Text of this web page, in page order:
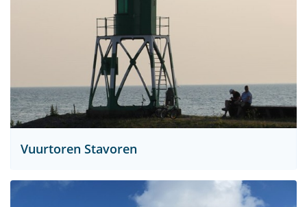
Vuurtoren Stavoren